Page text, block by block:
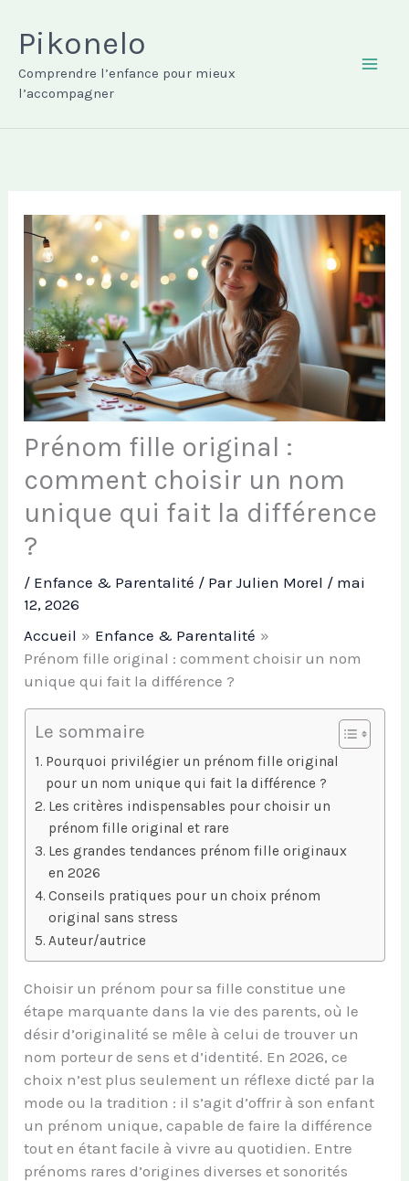
contenu
Pikonelo
Comprendre l’enfance pour mieux
l’accompagner
Prénom fille original :
comment choisir un nom
unique qui fait la différence
?
/ Enfance & Parentalité / ParJulien Morel / mai
12, 2026
Accueil
Enfance & Parentalité
Prénom fille original : comment choisir un nom
unique qui fait la différence ?
Le sommaire
Pourquoi privilégier un prénom fille original
pour un nom unique qui fait la différence ?
Les critères indispensables pour choisir un
prénom fille original et rare
Les grandes tendances prénom fille originaux
en 2026
Conseils pratiques pour un choix prénom
original sans stress
Auteur/autrice
Choisir un prénom pour sa fille constitue une
étape marquante dans la vie des parents, où le
désir d’originalité se mêle à celui de trouver un
nom porteur de sens et d’identité. En 2026, ce
choix n’est plus seulement un réflexe dicté par la
mode ou la tradition : il s’agit d’offrir à son enfant
un prénom unique, capable de faire la différence
tout en étant facile à vivre au quotidien. Entre
prénoms rares d’origines diverses et sonorités